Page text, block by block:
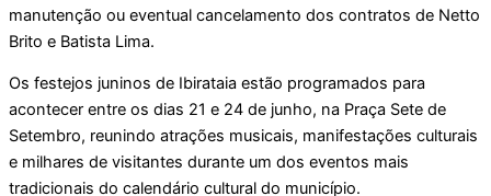
manutenção ou eventual cancelamento dos contratos de Netto
Brito e Batista Lima.
Os festejos juninos de Ibirataia estão programados para
acontecer entre os dias 21 e 24 de junho, na Praça Sete de
Setembro, reunindo atrações musicais, manifestações culturais
e milhares de visitantes durante um dos eventos mais
tradicionais do calendário cultural do município.